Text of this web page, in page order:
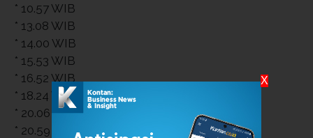
* 10.57 WIB
* 13.08 WIB
* 14.00 WIB
* 15.53 WIB
* 16.52 WIB
* 18.24 WIB
* 20.06 WIB
* 20.59 WIB
X